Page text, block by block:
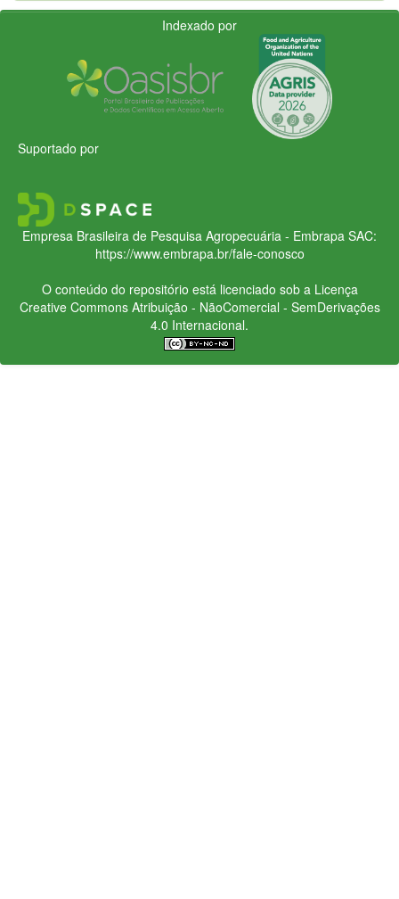
Indexado por
Suportado por
Empresa Brasileira de Pesquisa Agropecuária - Embrapa SAC:
https://www.embrapa.br/fale-conosco
O conteúdo do repositório está licenciado sob a Licença
Creative CommonsAtribuição - NãoComercial - SemDerivações
4.0 Internacional.